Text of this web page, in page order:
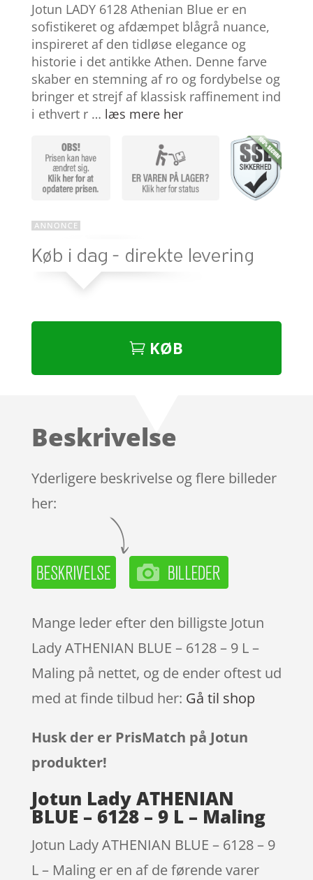
ud af 5
baseret
på
kundebedø
mmelser
Jotun LADY 6128 Athenian Blue er en
sofistikeret og afdæmpet blågrå nuance,
inspireret af den tidløse elegance og
historie i det antikke Athen. Denne farve
skaber en stemning af ro og fordybelse og
bringer et strejf af klassisk raffinement ind
i ethvert r … læs mere her
KØB
Beskrivelse
Yderligere beskrivelse og flere billeder
her:
Mange leder efter den billigste Jotun
Lady ATHENIAN BLUE – 6128 – 9 L –
Maling på nettet, og de ender oftest ud
med at finde tilbud her: Gå til shop
Husk der er PrisMatch på Jotun
produkter!
Jotun Lady ATHENIAN
BLUE – 6128 – 9 L – Maling
Jotun Lady ATHENIAN BLUE – 6128 – 9
L – Maling er en af de førende varer